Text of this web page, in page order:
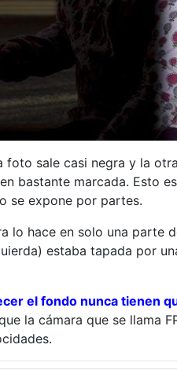
foto sale casi negra y la
bastante marcada. Esto
se expone por partes.
lo hace en solo una parte
estaba tapada por
el fondo nunca tienen
la cámara que se llama